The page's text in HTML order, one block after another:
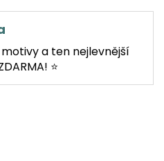
motivy a ten nejlevnější
⭐